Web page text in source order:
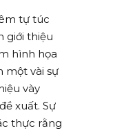
tự túc
giới thiệu
hình họa
một vài sự
vày
xuất. Sự
thực rằng